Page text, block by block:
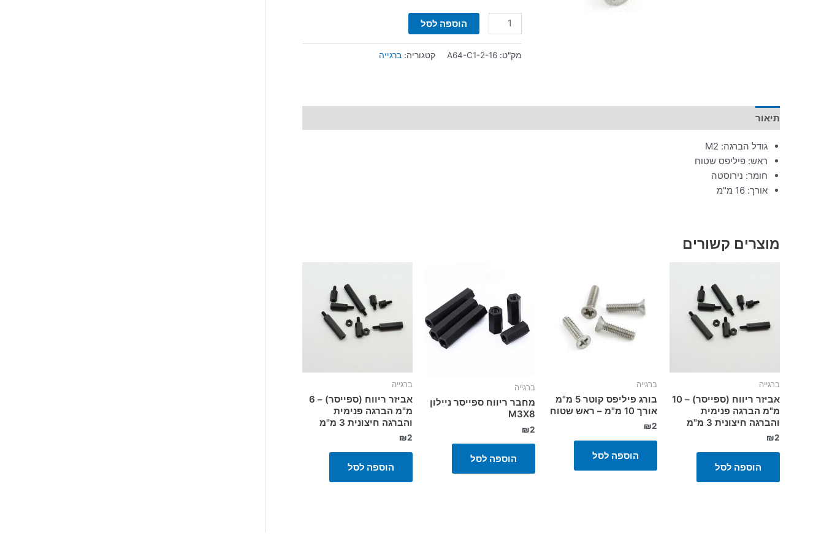
הוספה לסל
מק"ט: A64-C1-2-16 קטגוריה: ברגייה
תיאור
גודל הברגה: M2
ראש: פיליפס שטוח
חומר: נירוסטה
אורך: 16 מ"מ
מוצרים קשורים
ברגייה
אביזר ריווח (ספייסר) – 10
מ"מ הברגה פנימית
והברגה חיצונית 3 מ"מ
₪2
הוספה לסל
ברגייה
בורג פיליפס קוטר 5 מ"מ
אורך 10 מ"מ – ראש שטוח
₪2
הוספה לסל
ברגייה
מחבר ריווח ספייסר ניילון
M3X8
₪2
הוספה לסל
ברגייה
אביזר ריווח (ספייסר) – 6
מ"מ הברגה פנימית
והברגה חיצונית 3 מ"מ
₪2
הוספה לסל